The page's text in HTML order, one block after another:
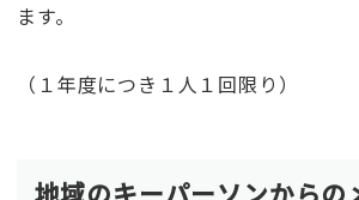
ます。
（１年度につき１人１回限り）
地域のキーパーソンからの